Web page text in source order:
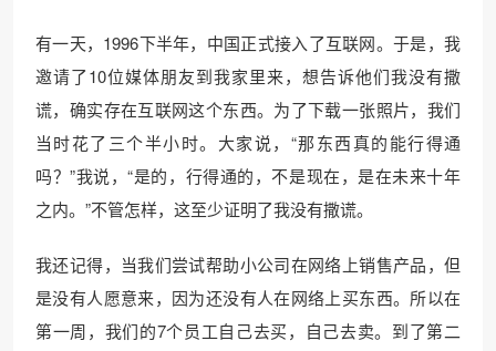
有一天，1996下半年，中国正式接入了互联网。于是，我
邀请了10位媒体朋友到我家里来，想告诉他们我没有撒
谎，确实存在互联网这个东西。为了下载一张照片，我们
当时花了三个半小时。大家说，“那东西真的能行得通
吗？”我说，“是的，行得通的，不是现在，是在未来十年
之内。”不管怎样，这至少证明了我没有撒谎。
我还记得，当我们尝试帮助小公司在网络上销售产品，但
是没有人愿意来，因为还没有人在网络上买东西。所以在
第一周，我们的7个员工自己去买，自己去卖。到了第二